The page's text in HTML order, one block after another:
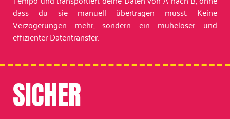
dass du sie manuell übertragen musst. Keine
Verzögerungen mehr, sondern ein müheloser und
effizienter Datentransfer.
SICHER